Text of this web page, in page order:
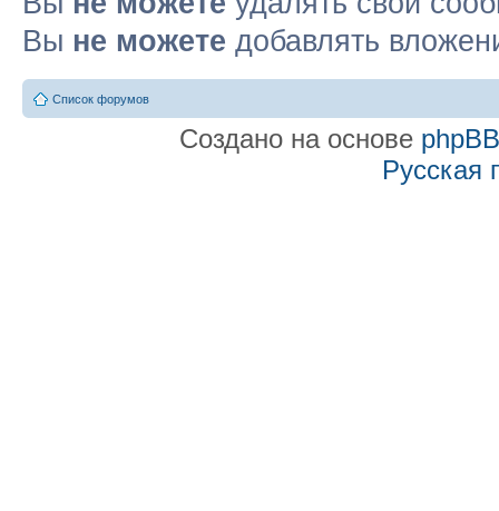
Вы не можете добавлять
Список форумов
Создано на основе phpBB
Русская